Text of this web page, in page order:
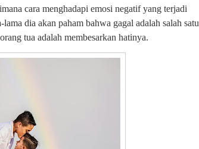
cara menghadapi emosi negatif yang terjadi
dia akan paham bahwa gagal adalah salah satu
tua adalah membesarkan hatinya.